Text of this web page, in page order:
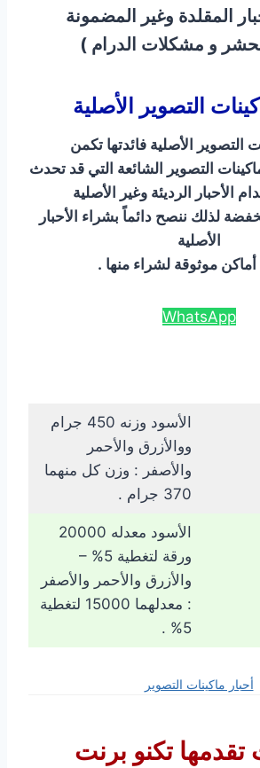
المقلدة وغير المضمونة
و مشكلات الدرام )
التصوير الأصلية
التصوير الأصلية فائدتها تكمن
التصوير الشائعة التي قد تحدث
الأحبار الرديئة وغير الأصلية
لذلك ننصح دائماً بشراء الأحبار
الأصلية
موثوقة لشراء منها .
WhatsApp
الأسود وزنه 450 جرام
ووالأزرق والأحمر
والأصفر : وزن كل منهما
370 جرام .
الأسود معدله 20000
ورقة لتغطية 5% –
والأزرق والأحمر والأصفر
: معدلهما 15000 لتغطية
5% .
أحبار ماكينات التصوير
تقدمهاتكنو برنت